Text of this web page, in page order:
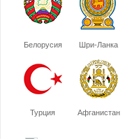
Белорусия Шри-Ланка
Турция Афганистан